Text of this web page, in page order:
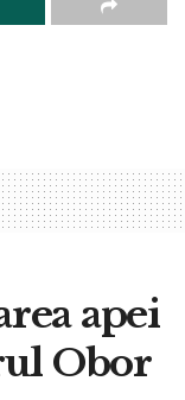
apei
Obor